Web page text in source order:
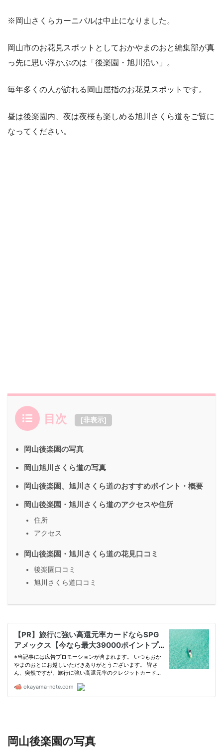
※岡山さくらカーニバルは中止になりました。
岡山市のお花見スポットとしておかやまのおと編集部が真
っ先に思い浮かぶのは「後楽園・旭川沿い」。
毎年多くの人が訪れる岡山屈指のお花見スポットです。
昼は後楽園内、夜は夜桜も楽しめる旭川さくら道をご覧に
なってください。
目次 [非表示]
岡山後楽園の写真
岡山旭川さくら道の写真
岡山後楽園、旭川さくら道のおすすめポイント・概要
岡山後楽園・旭川さくら道のアクセスや住所
住所
アクセス
岡山後楽園・旭川さくら道の花見口コミ
後楽園口コミ
旭川さくら道口コミ
岡山後楽園の写真